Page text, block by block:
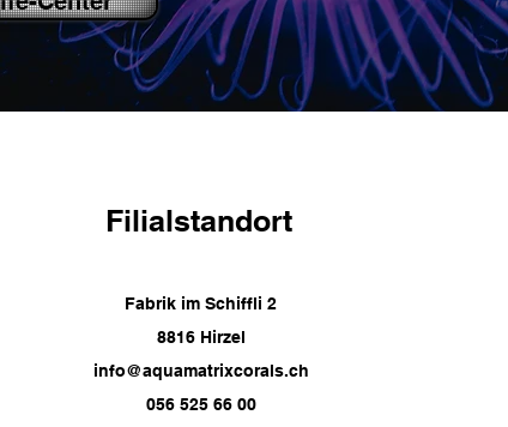
Filialstandort
Fabrik im Schiffli 2
8816 Hirzel
info@aquamatrixcorals.ch
056 525 66 00